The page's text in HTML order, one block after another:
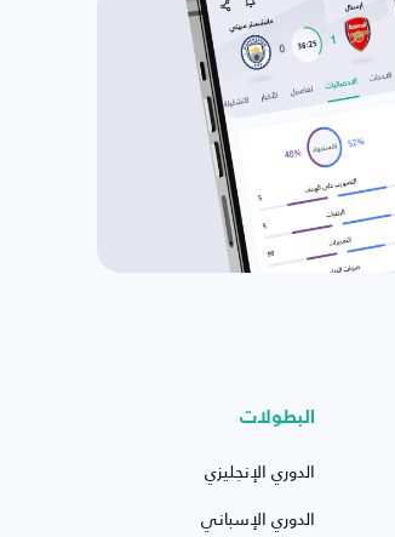
البطولات
الدوري الإنجليزي
الدوري الإسباني